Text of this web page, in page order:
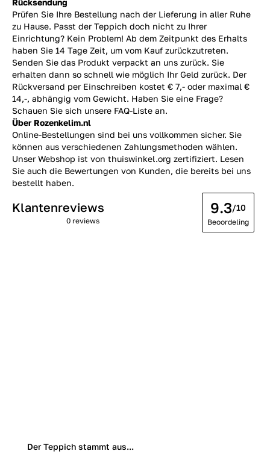
Rücksendung
Prüfen Sie Ihre Bestellung nach der Lieferung in aller Ruhe
zu Hause. Passt der Teppich doch nicht zu Ihrer
Einrichtung? Kein Problem! Ab dem Zeitpunkt des Erhalts
haben Sie 14 Tage Zeit, um vom Kauf zurückzutreten.
Senden Sie das Produkt verpackt an uns zurück. Sie
erhalten dann so schnell wie möglich Ihr Geld zurück. Der
Rückversand per Einschreiben kostet € 7,- oder maximal €
14,-, abhängig vom Gewicht. Haben Sie eine Frage?
Schauen Sie sich unsere FAQ-Liste an.
Über Rozenkelim.nl
Online-Bestellungen sind bei uns vollkommen sicher. Sie
können aus verschiedenen Zahlungsmethoden wählen.
Unser Webshop ist von thuiswinkel.org zertifiziert. Lesen
Sie auch die Bewertungen von Kunden, die bereits bei uns
bestellt haben.
Der Teppich stammt aus...
Klantenreviews
0 reviews
9.3/10
Beoordeling